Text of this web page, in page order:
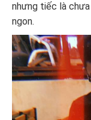
nhưng tiếc là
ngon.